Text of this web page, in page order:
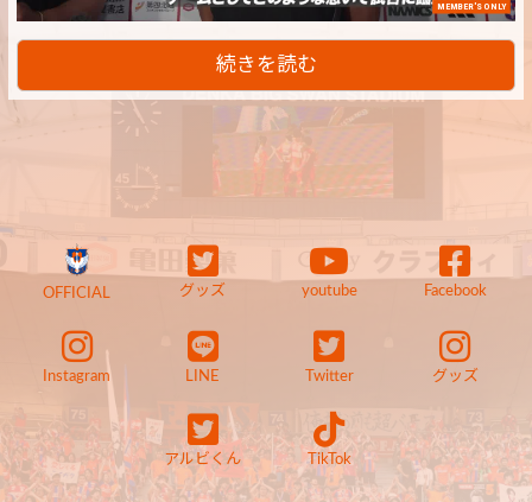
MEMBER'S ONLY
続きを読む
OFFICIAL グッズ youtube Facebook
Instagram LINE Twitter グッズ
アルビくん TikTok